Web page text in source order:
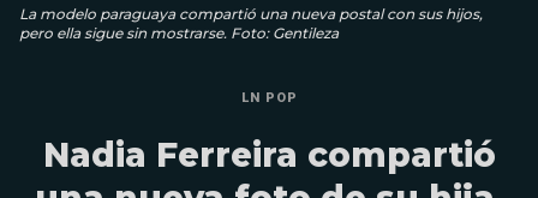
La modelo paraguaya compartió una nueva postal con sus hijos,
pero ella sigue sin mostrarse. Foto: Gentileza
LN POP
Nadia Ferreira compartió